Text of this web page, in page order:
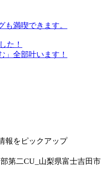
満喫できます。
た！
」全部叶います！
報をピックアップ
第二CU_山梨県富士吉田市